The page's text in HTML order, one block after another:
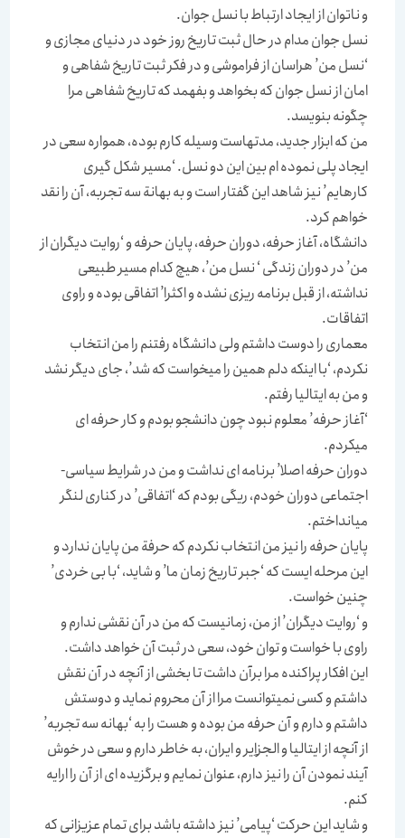
و ناتوان از ايجاد ارتباط با نسل جوان.
نسل جوان مدام در حال ثبت تاريخ روز خود در دنيای مجازی و
‘نسل من’ هراسان از فراموشی و در فکر ثبت تاريخ شفاهی و
امان از نسل جوان که بخواهد و بفهمد که تاريخ شفاهی مرا
چگونه بنويسد.
من که ابزار جديد، مدتهاست وسيله کارم بوده، همواره سعی در
ايجاد پلی نموده ام بين اين دو نسل. ‘مسير شکل گيری
کارهايم’ نيز شاهد اين گفتار است و به بهانة سه تجربه، آن را نقد
خواهم کرد.
دانشگاه، آغاز حرفه، دوران حرفه، پايان حرفه و ‘روايت ديگران از
من’ در دوران زندگی ‘ نسل من’، هيچ کدام مسير طبيعی
نداشته، از قبل برنامه ريزی نشده و اکثرا’ اتفاقی بوده و راوی
اتفاقات.
معماری را دوست داشتم ولی دانشگاه رفتنم را من انتخاب
نکردم، ‘با اينکه دلم همين را ميخواست که شد’، جای ديگر نشد
و من به ايتاليا رفتم.
‘آغاز حرفه’ معلوم نبود چون دانشجو بودم و کار حرفه ای
ميکردم.
دوران حرفه اصلا’ برنامه ای نداشت و من در شرايط سياسی-
اجتماعی دوران خودم، ريگی بودم که ‘اتفاقی’ در کناری لنگر
ميانداختم.
پايان حرفه را نيز من انتخاب نکردم که حرفة من پايان ندارد و
اين مرحله ايست که ‘جبر تاريخ زمان ما’ و شايد، ‘با بی خردی’
چنين خواست.
و ‘روايت ديگران’ از من، زمانيست که من در آن نقشی ندارم و
راوی با خواست و توان خود، سعی در ثبت آن خواهد داشت.
اين افکار پراکنده مرا برآن داشت تا بخشی از آنچه در آن نقش
داشتم و کسی نميتوانست مرا از آن محروم نمايد و دوستش
داشتم و دارم و آن حرفه من بوده و هست را به ‘بهانه سه تجربه’
از آنچه از ايتاليا و الجزاِير و ايران، به خاطر دارم و سعی در خوش
آيند نمودن آن را نيز دارم، عنوان نمايم و برگزيده ای از آن را ارايه
کنم.
و شايد اين حرکت ‘پيامی’ نيز داشته باشد برای تمام عزيزانی که